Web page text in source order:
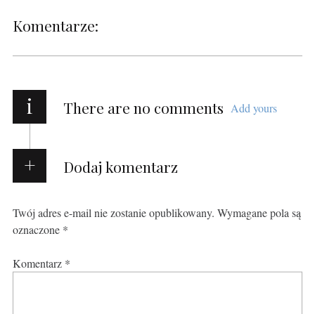
Komentarze:
i There are no comments Add yours
Dodaj komentarz
Twój adres e-mail nie zostanie opublikowany. Wymagane pola są
oznaczone *
Komentarz *